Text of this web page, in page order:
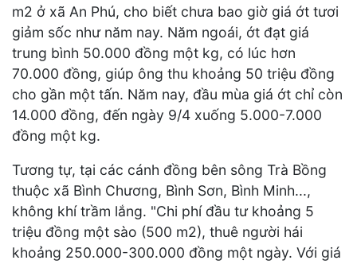
m2 ở xã An Phú, cho biết chưa bao giờ giá ớt tươi
giảm sốc như năm nay. Năm ngoái, ớt đạt giá
trung bình 50.000 đồng một kg, có lúc hơn
70.000 đồng, giúp ông thu khoảng 50 triệu đồng
cho gần một tấn. Năm nay, đầu mùa giá ớt chỉ còn
14.000 đồng, đến ngày 9/4 xuống 5.000-7.000
đồng một kg.
Tương tự, tại các cánh đồng bên sông Trà Bồng
thuộc xã Bình Chương, Bình Sơn, Bình Minh...,
không khí trầm lắng. "Chi phí đầu tư khoảng 5
triệu đồng một sào (500 m2), thuê người hái
khoảng 250.000-300.000 đồng một ngày. Với giá